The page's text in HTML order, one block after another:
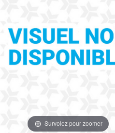
Survolez pour zoomer